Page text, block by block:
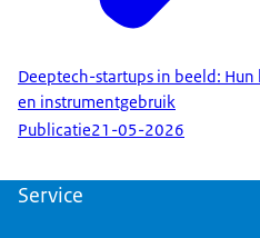
Deeptech-startups in beeld:
en instrumentgebruik
Publicatie21-05-2026
Service